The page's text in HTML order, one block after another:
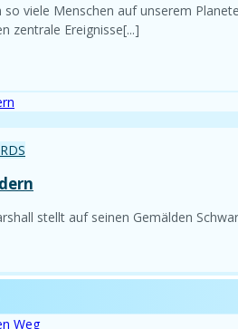
so viele Menschen auf unserem
zentrale Ereignisse[...]
stellt auf seinen Gemälden